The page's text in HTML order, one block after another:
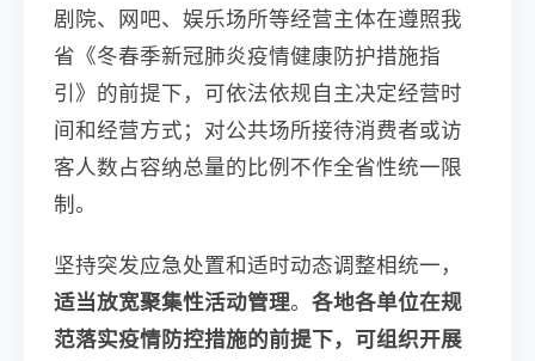
剧院、网吧、娱乐场所等经营主体在遵照我
省《冬春季新冠肺炎疫情健康防护措施指
引》的前提下，可依法依规自主决定经营时
间和经营方式；对公共场所接待消费者或访
客人数占容纳总量的比例不作全省性统一限
制。
坚持突发应急处置和适时动态调整相统一，
适当放宽聚集性活动管理。 各地各单位在规
范落实疫情防控措施的前提下，可组织开展